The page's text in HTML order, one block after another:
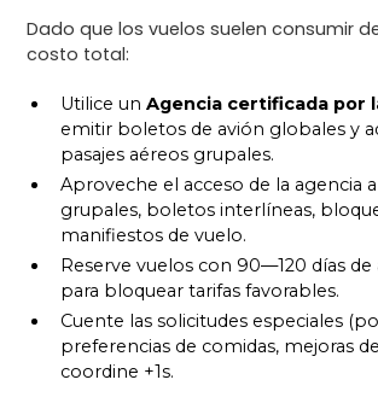
Dado que los vuelos suelen consumir
costo total:
Utilice unAgencia certificada por
emitir boletos de avión globales y
pasajes aéreos grupales.
Aproveche el acceso de la agencia
grupales, boletos interlíneas,
manifiestos de vuelo.
Reserve vuelos con 90—120 días
para bloquear tarifas favorables.
Cuente las solicitudes especiales
preferencias de comidas, mejoras
coordine +1s.